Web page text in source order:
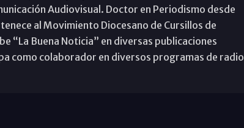
Audiovisual. Doctor en Periodismo desde
al Movimiento Diocesano de Cursillos de
“La Buena Noticia” en diversas publicaciones
como colaborador en diversos programas de radio